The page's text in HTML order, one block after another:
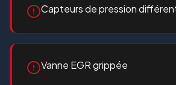
Capteurs de pression
Vanne EGR grippée